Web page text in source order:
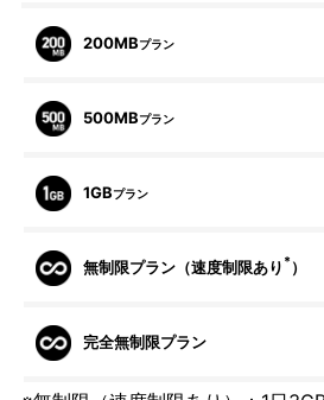
200MBプラン
500MBプラン
1GBプラン
無制限プラン（速度制限あり * ）
完全無制限プラン